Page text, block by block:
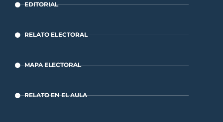
EDITORIAL
RELATO ELECTORAL
MAPA ELECTORAL
RELATO EN EL AULA